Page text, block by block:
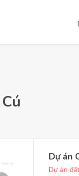
Dự án
Dự án